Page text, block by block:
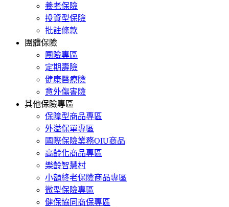
養老保險
投資型保險
批註條款
團體保險
團險專區
定期壽險
健康醫療險
意外傷害險
其他保險專區
保障型商品專區
外溢保單專區
國際保險業務OIU商品
高齡化商品專區
樂齡智慧村
小額終老保險商品專區
微型保險專區
健保協同商保專區